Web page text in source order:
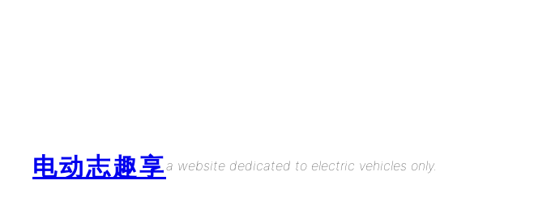
电动志趣享a website dedicated to electric vehicles only.